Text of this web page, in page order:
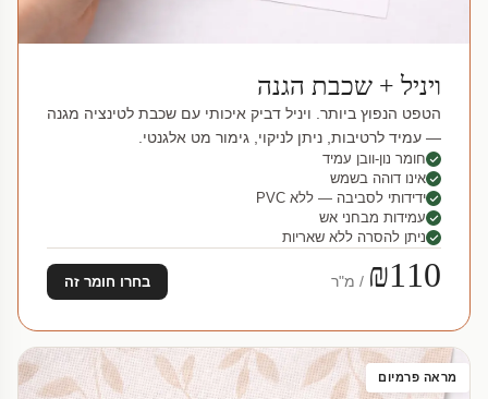
ויניל + שכבת הגנה
הטפט הנפוץ ביותר. ויניל דביק איכותי עם שכבת לטינציה מגנה
— עמיד לרטיבות, ניתן לניקוי, גימור מט אלגנטי.
חומר נון-וובן עמיד
אינו דוהה בשמש
ידידותי לסביבה — ללא PVC
עמידות מבחני אש
ניתן להסרה ללא שאריות
₪110 / מ"ר בחרו חומר זה
מראה פרמיום